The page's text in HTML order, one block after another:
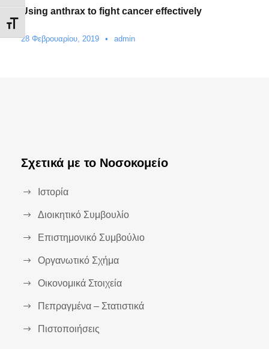
Εναλλαγή Μεγέθους Γραμμάτων
Using anthrax to fight cancer effectively
28 Φεβρουαρίου, 2019 • admin
Σχετικά με το Νοσοκομείο
Ιστορία
Διοικητικό Συμβουλίο
Επιστημονικό Συμβούλιο
Οργανωτικό Σχήμα
Οικονομικά Στοιχεία
Πεπραγμένα – Στατιστικά
Πιστοποιήσεις